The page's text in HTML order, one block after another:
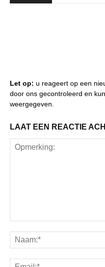
Let op: u reageert op een
door ons gecontroleerd en
weergegeven.
LAAT EEN REACTIE